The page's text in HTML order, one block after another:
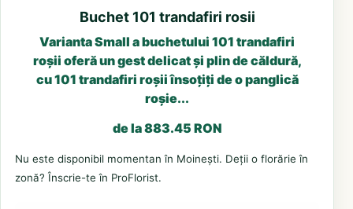
Buchet 101 trandafiri rosii
Varianta Small a buchetului 101 trandafiri
roșii oferă un gest delicat și plin de căldură,
cu 101 trandafiri roșii însoțiți de o panglică
roșie...
de la 883.45 RON
Nu este disponibil momentan în Moinești. Deții o florărie în
zonă? Înscrie-te în ProFlorist.